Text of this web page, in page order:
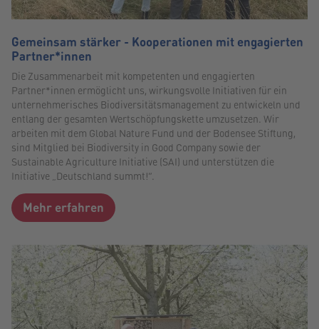
Gemeinsam stärker - Kooperationen mit engagierten
Partner*innen
Die Zusammenarbeit mit kompetenten und engagierten
Partner*innen ermöglicht uns, wirkungsvolle Initiativen für ein
unternehmerisches Biodiversitätsmanagement zu entwickeln und
entlang der gesamten Wertschöpfungskette umzusetzen. Wir
arbeiten mit dem Global Nature Fund und der Bodensee Stiftung,
sind Mitglied bei Biodiversity in Good Company sowie der
Sustainable Agriculture Initiative (SAI) und unterstützen die
Initiative „Deutschland summt!“.
Mehr erfahren